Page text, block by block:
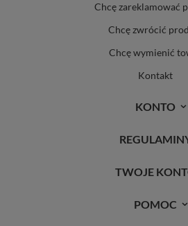
Chcę zareklamować
Chcę zwrócić
Chcę wymienić
Kontakt
KONTO
TWOJE
POMOC